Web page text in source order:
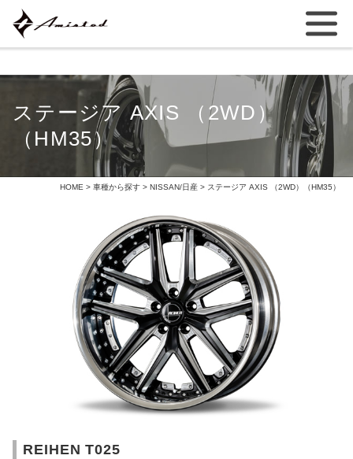
ステージア AXIS （2WD）
（HM35）
HOME > 車種から探す > NISSAN/日産 > ステージア AXIS （2WD）（HM35）
REIHEN T025